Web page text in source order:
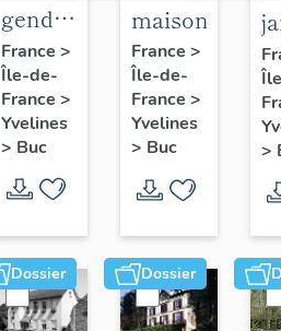
gendarmerie,
actuellement
immeuble
France >
Île-de-
France >
Yvelines
> Buc
maison
France >
Île-de-
France >
Yvelines
> Buc
>
Dossier Dossier